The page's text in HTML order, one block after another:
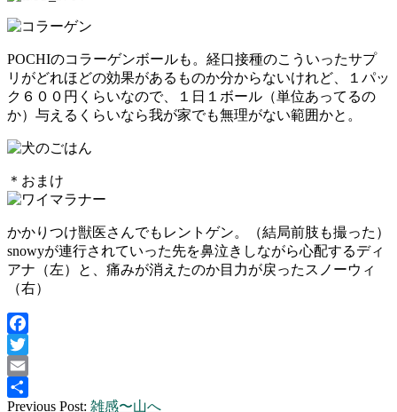
POCHIのコラーゲンボールも。経口接種のこういったサプ
リがどれほどの効果があるものか分からないけれど、１パッ
ク６００円くらいなので、１日１ボール（単位あってるの
か）与えるくらいなら我が家でも無理がない範囲かと。
＊おまけ
かかりつけ獣医さんでもレントゲン。（結局前肢も撮った）
snowyが連行されていった先を鼻泣きしながら心配するディ
アナ（左）と、痛みが消えたのか目力が戻ったスノーウィ
（右）
Facebook
Twitter
Email
共
2015-
Previous Post: 雑感〜山へ